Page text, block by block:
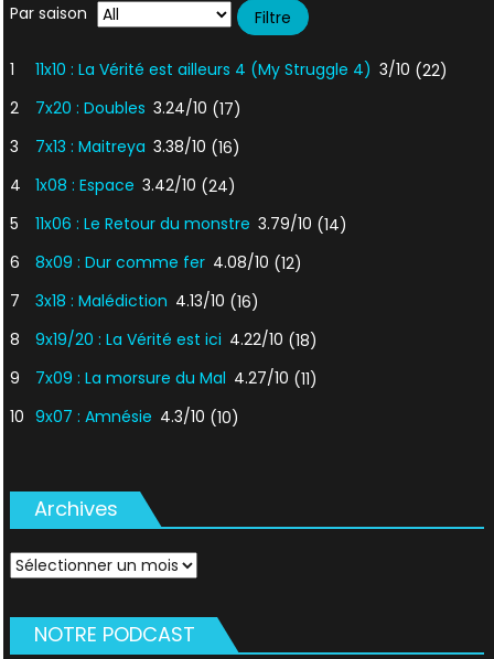
Par saison
1 11x10 : La Vérité est ailleurs 4 (My Struggle 4) 3/10 (22)
2
7x20 : Doubles 3.24/10 (17)
3
7x13 : Maitreya 3.38/10 (16)
4
1x08 : Espace 3.42/10 (24)
5
11x06 : Le Retour du monstre 3.79/10 (14)
6
8x09 : Dur comme fer 4.08/10 (12)
7
3x18 : Malédiction 4.13/10 (16)
8
9x19/20 : La Vérité est ici 4.22/10 (18)
9
7x09 : La morsure du Mal 4.27/10 (11)
10 9x07 : Amnésie 4.3/10 (10)
Archives
Archives
NOTRE PODCAST